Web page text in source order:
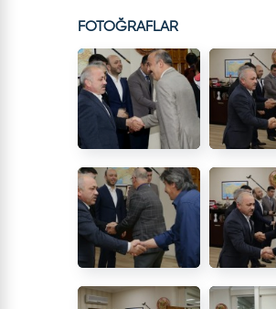
FOTOĞRAFLAR